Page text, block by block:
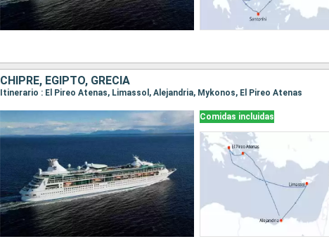
CHIPRE, EGIPTO, GRECIA
Itinerario : El Pireo Atenas, Limassol, Alejandria, Mykonos, El Pireo Atenas
Comidas incluidas